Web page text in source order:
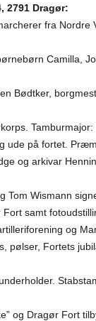
2791 Dragør:
fra Nordre
Camilla,
Bødtker,
Tamburmajor:
ude på fortet.
og arkivar
Tom Wismann
samt
og
pølser, Fortets
og Dragør Fort